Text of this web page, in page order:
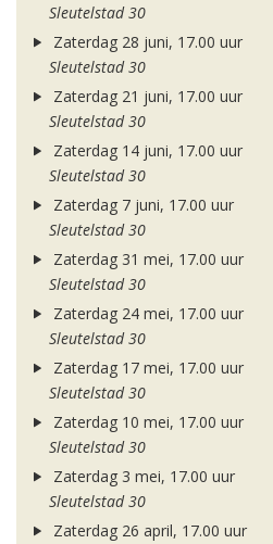
Sleutelstad 30
Zaterdag 28 juni, 17.00 uur
Sleutelstad 30
Zaterdag 21 juni, 17.00 uur
Sleutelstad 30
Zaterdag 14 juni, 17.00 uur
Sleutelstad 30
Zaterdag 7 juni, 17.00 uur
Sleutelstad 30
Zaterdag 31 mei, 17.00 uur
Sleutelstad 30
Zaterdag 24 mei, 17.00 uur
Sleutelstad 30
Zaterdag 17 mei, 17.00 uur
Sleutelstad 30
Zaterdag 10 mei, 17.00 uur
Sleutelstad 30
Zaterdag 3 mei, 17.00 uur
Sleutelstad 30
Zaterdag 26 april, 17.00 uur